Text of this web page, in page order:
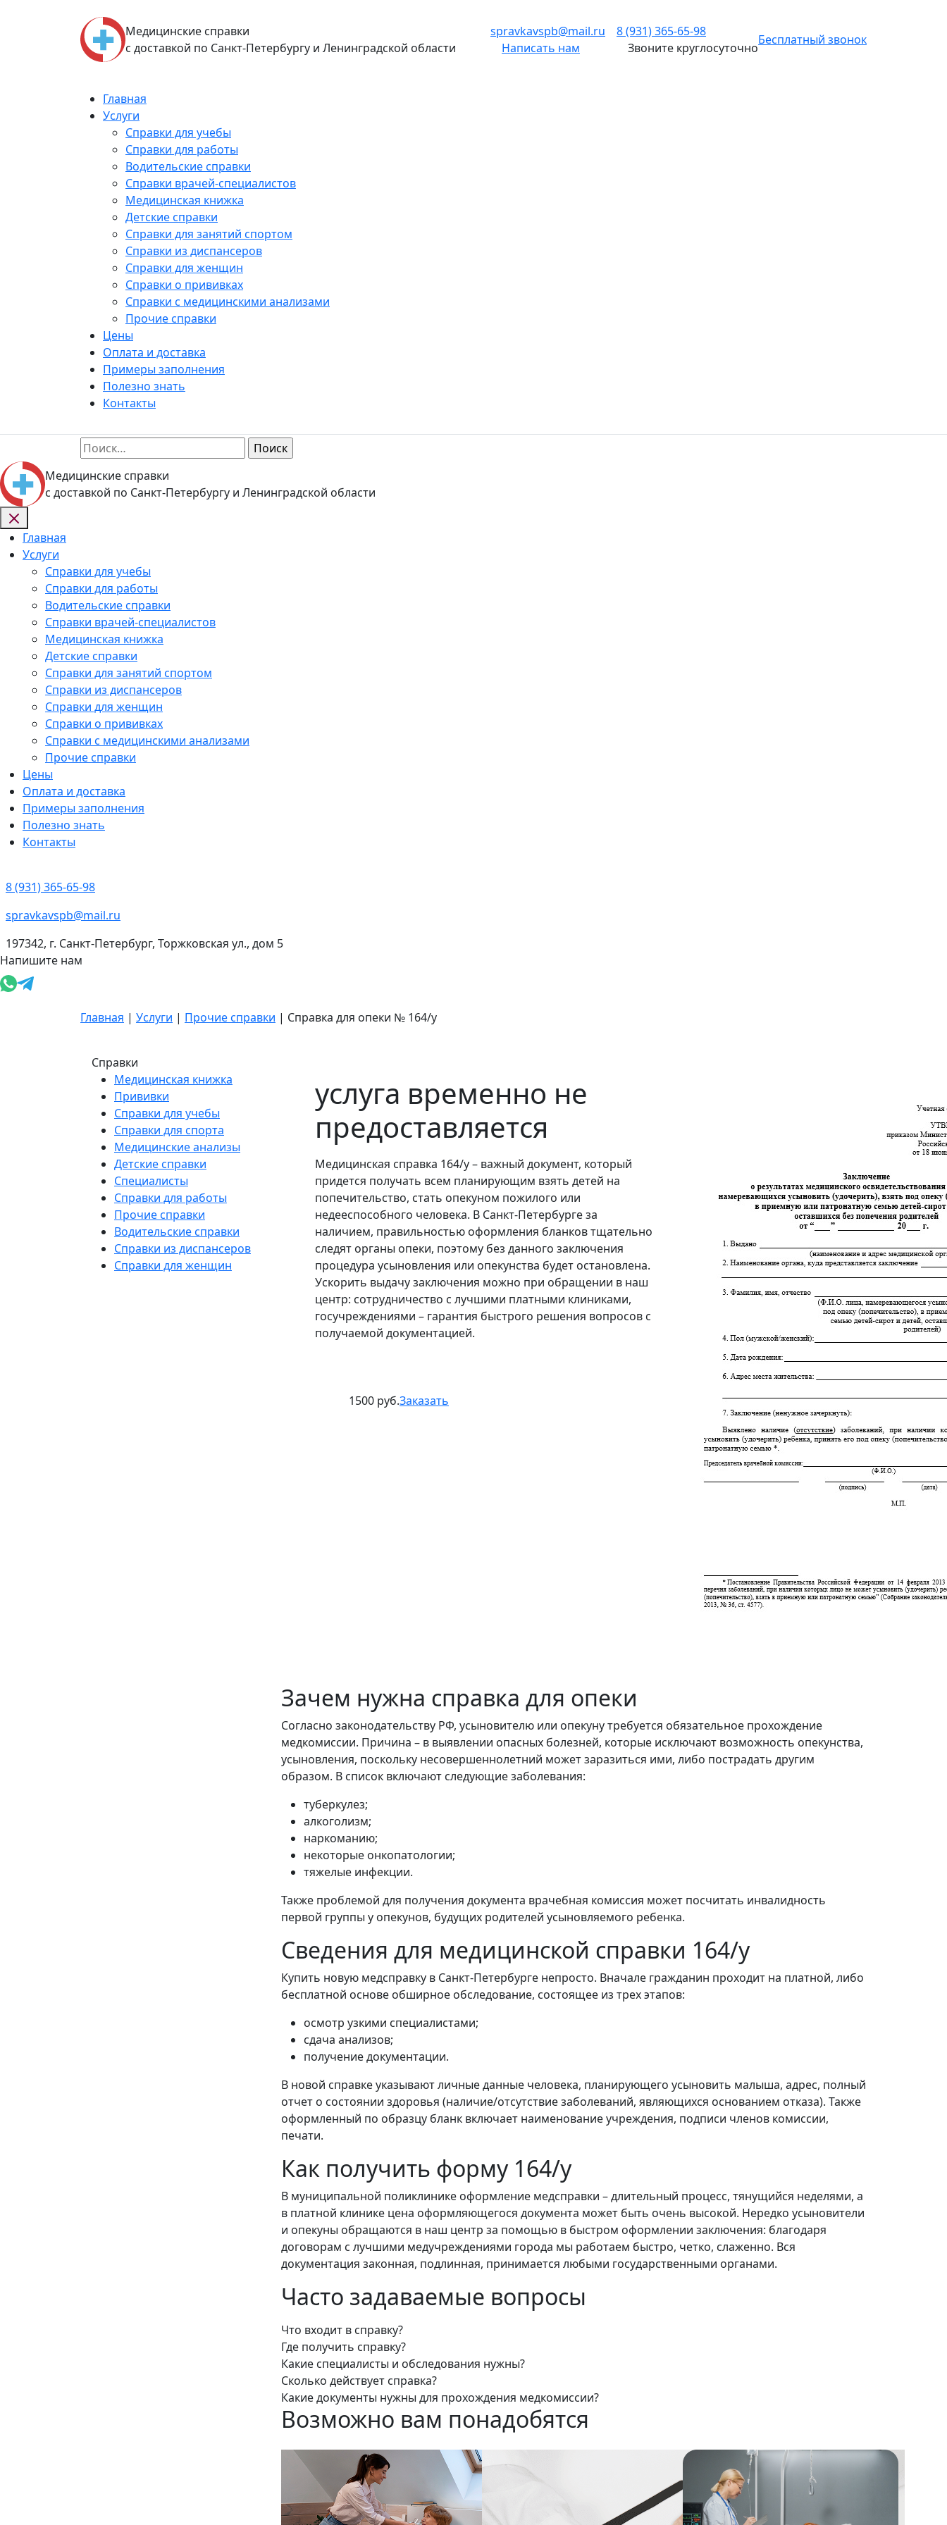
Медицинские справки
с доставкой по Санкт-Петербургу и Ленинградской области
spravkavspb@mail.ru
Написать нам
8 (931) 365-65-98
Звоните круглосуточно
Бесплатный звонок
Главная
Услуги
Справки для учебы
Справки для работы
Водительские справки
Справки врачей-специалистов
Медицинская книжка
Детские справки
Справки для занятий спортом
Справки из диспансеров
Справки для женщин
Справки о прививках
Справки с медицинскими анализами
Прочие справки
Цены
Оплата и доставка
Примеры заполнения
Полезно знать
Контакты
Найти:
Медицинские справки
с доставкой по Санкт-Петербургу и Ленинградской области
Главная
Услуги
Справки для учебы
Справки для работы
Водительские справки
Справки врачей-специалистов
Медицинская книжка
Детские справки
Справки для занятий спортом
Справки из диспансеров
Справки для женщин
Справки о прививках
Справки с медицинскими анализами
Прочие справки
Цены
Оплата и доставка
Примеры заполнения
Полезно знать
Контакты
8 (931) 365-65-98
spravkavspb@mail.ru
197342, г. Санкт-Петербург, Торжковская ул., дом 5
Напишите нам
Главная | Услуги | Прочие справки | Справка для опеки № 164/у
Справки
Медицинская книжка
Прививки
Справки для учебы
Справки для спорта
Медицинские анализы
Детские справки
Специалисты
Справки для работы
Прочие справки
Водительские справки
Справки из диспансеров
Справки для женщин
услуга временно не
предоставляется
Медицинская справка 164/у – важный документ, который
придется получать всем планирующим взять детей на
попечительство, стать опекуном пожилого или
недееспособного человека. В Санкт-Петербурге за
наличием, правильностью оформления бланков тщательно
следят органы опеки, поэтому без данного заключения
процедура усыновления или опекунства будет остановлена.
Ускорить выдачу заключения можно при обращении в наш
центр: сотрудничество с лучшими платными клиниками,
госучреждениями – гарантия быстрого решения вопросов с
получаемой документацией.
1500 руб.Заказать
Зачем нужна справка для опеки
Согласно законодательству РФ, усыновителю или опекуну требуется обязательное прохождение
медкомиссии. Причина – в выявлении опасных болезней, которые исключают возможность опекунства,
усыновления, поскольку несовершеннолетний может заразиться ими, либо пострадать другим
образом. В список включают следующие заболевания:
туберкулез;
алкоголизм;
наркоманию;
некоторые онкопатологии;
тяжелые инфекции.
Также проблемой для получения документа врачебная комиссия может посчитать инвалидность
первой группы у опекунов, будущих родителей усыновляемого ребенка.
Сведения для медицинской справки 164/у
Купить новую медсправку в Санкт-Петербурге непросто. Вначале гражданин проходит на платной, либо
бесплатной основе обширное обследование, состоящее из трех этапов:
осмотр узкими специалистами;
сдача анализов;
получение документации.
В новой справке указывают личные данные человека, планирующего усыновить малыша, адрес, полный
отчет о состоянии здоровья (наличие/отсутствие заболеваний, являющихся основанием отказа). Также
оформленный по образцу бланк включает наименование учреждения, подписи членов комиссии,
печати.
Как получить форму 164/у
В муниципальной поликлинике оформление медсправки – длительный процесс, тянущийся неделями, а
в платной клинике цена оформляющегося документа может быть очень высокой. Нередко усыновители
и опекуны обращаются в наш центр за помощью в быстром оформлении заключения: благодаря
договорам с лучшими медучреждениями города мы работаем быстро, четко, слаженно. Вся
документация законная, подлинная, принимается любыми государственными органами.
Часто задаваемые вопросы
Что входит в справку?
Где получить справку?
Какие специалисты и обследования нужны?
Сколько действует справка?
Какие документы нужны для прохождения медкомиссии?
Возможно вам понадобятся